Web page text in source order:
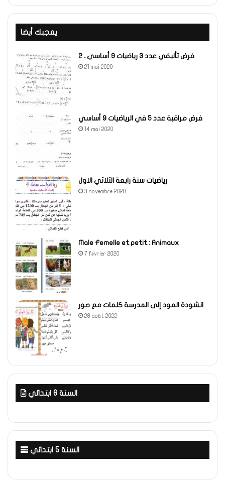
يعجبك أيضا
فرض تأليفي عدد 3 رياضيات 9 أساسي ـ 2
21 mai 2020
فرض مراقبة عدد 5 في الرياضيات 9 أساسي
14 mai 2020
رياضيات سنة رابعة الثلاثي الاول
3 novembre 2020
Male Femelle et petit : Animaux
7 février 2020
انشودة العود إلى المدرسة كلمات مع صور
28 août 2022
السنة 6 ابتدائي
السنة 5 ابتدائي